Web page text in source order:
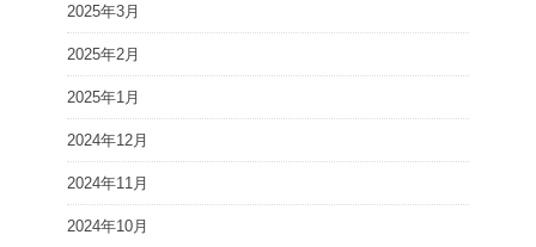
2025年3月
2025年2月
2025年1月
2024年12月
2024年11月
2024年10月